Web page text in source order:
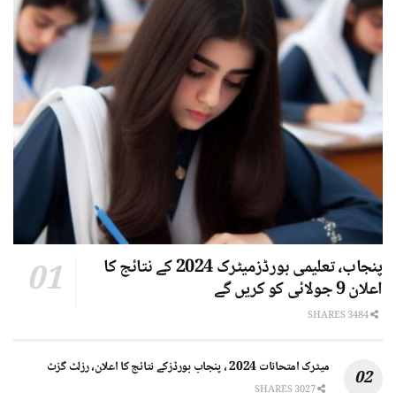
پنجاب، تعلیمی بورڈزمیٹرک 2024 کے نتائج کا
اعلان 9 جولائی کو کریں گے
میٹرک امتحانات 2024 ، پنجاب بورڈزکے نتائج کا اعلان، رزلٹ گزٹ